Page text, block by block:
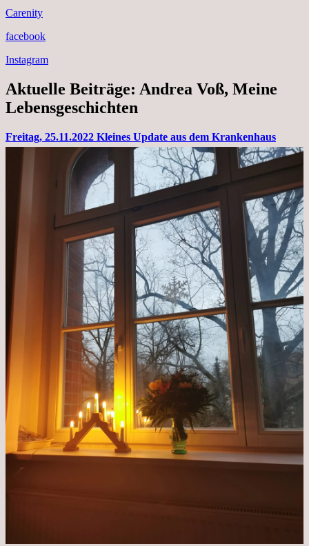
Carenity
facebook
Instagram
Aktuelle Beiträge: Andrea Voß, Meine
Lebensgeschichten
Freitag, 25.11.2022 Kleines Update aus dem Krankenhaus